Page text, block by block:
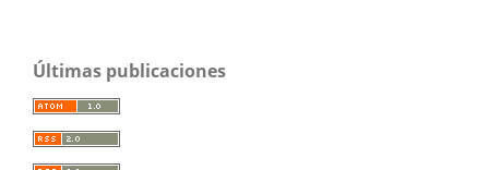
Últimas publicaciones